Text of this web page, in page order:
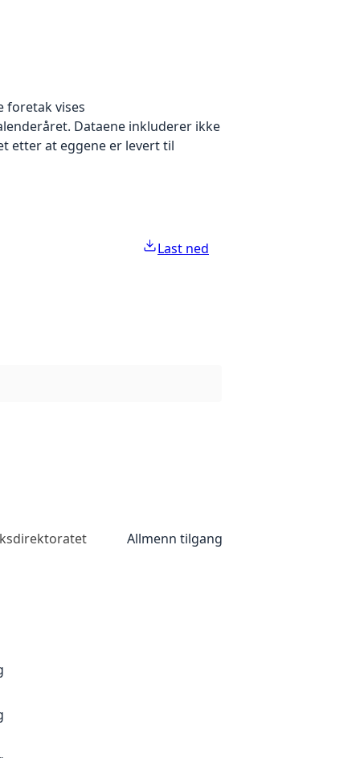
foretak vises
Dataene inkluderer ikke
etter at eggene er levert til
Last ned
Allmenn tilgang